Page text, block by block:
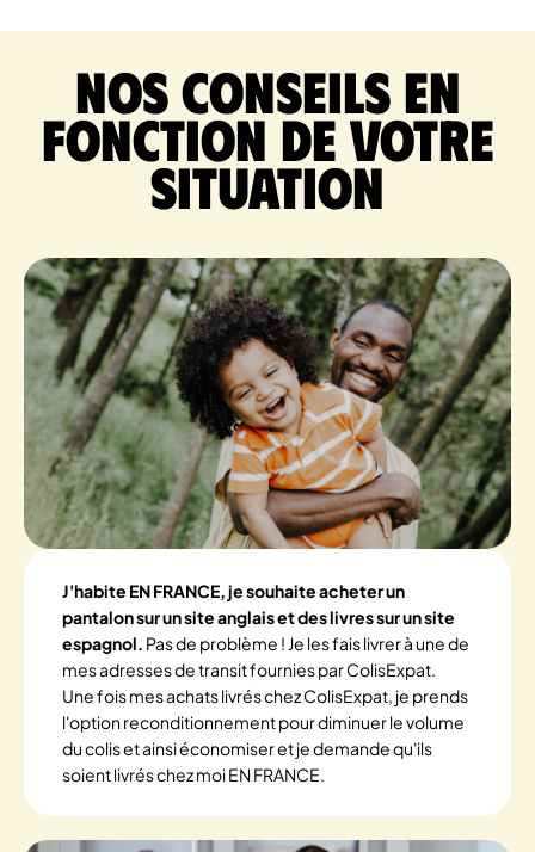
Nos conseils en
fonction de votre
situation
J'habite EN FRANCE, je souhaite acheter un
pantalon sur un site anglais et des livres sur un site
espagnol. Pas de problème ! Je les fais livrer à une de
mes adresses de transit fournies par ColisExpat.
Une fois mes achats livrés chez ColisExpat, je prends
l'option reconditionnement pour diminuer le volume
du colis et ainsi économiser et je demande qu'ils
soient livrés chez moi EN FRANCE.